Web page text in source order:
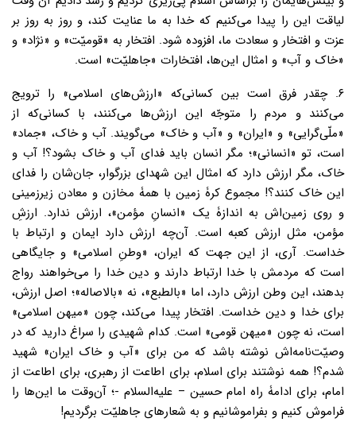
لیاقت این را پیدا می‌کنیم که خدا به ما عنایت کند، و روز به روز بر
عزت و افتخار و سعادت ما، افزوده شود. افتخار به «قومیّت» و «نژاد» و
«خاک و آب» و امثال این‌ها، افتخارات «جاهلیّت» است.
۶. چقدر فرق است بین کسانی‌که «ارزش‌های اسلامی» را ترویج
می‌کنند و مردم را متوجّه این ارزش‌ها می‌کنند، با کسانی‌که از
«ملّی‌گرایی» و «ایران» و «آب و خاک» می‌گویند. آب و خاک، «جماد»
است، تو «انسانی»؛ مگر انسان باید ‌فدای آب و خاک بشود؟! آب و
خاک، مگر ارزش دارد که امثال این شهدای بزرگوار، جان‌شان را فدای
این خاک کنند؟! مجموع کرۀ زمین با همۀ مخازن‌ و معادن زیرزمینی‌
و روی زمین‌اش به اندازۀ یک «انسانِ مؤمن»، ارزش ندارد. ارزشِ
مؤمن، مثل ارزش کعبه است. آن‌چه ارزش دارد ایمان و ارتباط با
خداست. آری، از این جهت که ایران، «وطنِ اسلامی» و جایگاهی
است که مردمش با خدا ارتباط دارند و دین خدا را می‌خواهند رواج
بدهند، این وطن ارزش دارد، اما «بالطبع»، نه «بالاصاله»؛ اصل ارزش،
برای خدا و دین خداست. افتخار پیدا می‌کند، چون «میهن اسلامی»
است، نه چون «میهن قومی» است. کدام شهیدی را سراغ دارید که در
وصیّت‌نامه‌اش نوشته باشد که من برای «آب و خاک ایران» شهید
شدم؟! همه نوشتند برای اسلام، برای اطاعت از رهبری، برای اطاعت از
امام، برای ادامۀ راه امام حسین‌ – علیه‌السلام -؛ آن‌وقت ما این‌ها را
فراموش کنیم و بفراموشانیم و به شعارهای جاهلیّت برگردیم!